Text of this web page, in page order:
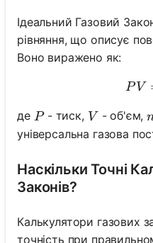
Ідеальний Газовий
рівняння, що описує
Воно виражено як:
PV
де P
P- тиск, V
V - об'єм,
універсальна газова
Наскільки Точні
Законів?
Калькулятори газових
точність при